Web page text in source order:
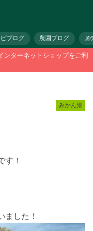
ブログ 農園ブログ メ
ンターネットショップをご利
みかん畑
す！
ました！